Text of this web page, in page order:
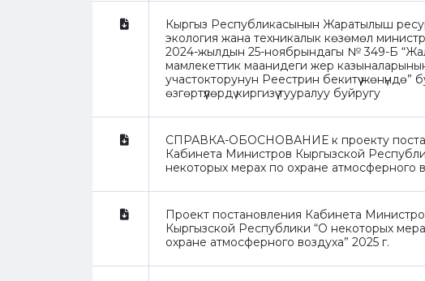
Кыргыз Республикасынын Жаратылыш
экология жана техникалык көзөмөл
2024-жылдын 25-ноябрындагы № 349-Б
мамлекеттик маанидеги жер
участокторунун Реестрин бекитүү жөнүндө”
өзгөртүүлөрдү киргизүү тууралуу буйругу
СПРАВКА-ОБОСНОВАНИЕ к проекту
Кабинета Министров Кыргызской
некоторых мерах по охране атмосферного
Проект постановления Кабинета
Кыргызской Республики “О некоторых
охране атмосферного воздуха” 2025 г.